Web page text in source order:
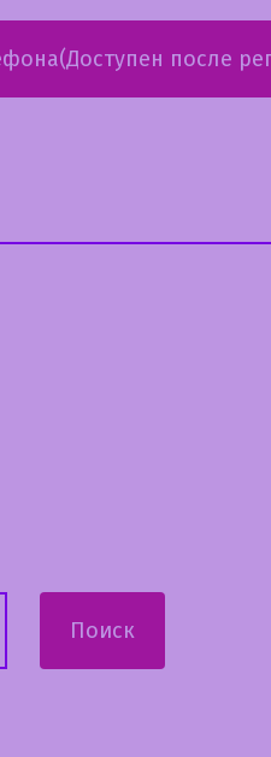
после
Поиск